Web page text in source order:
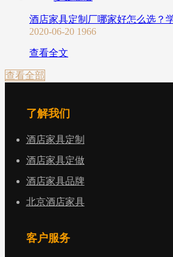
酒店家具定制厂哪家好怎么选？
2020-06-20 1966
查看全文
查看全部
了解我们
酒店家具定制
酒店家具定做
酒店家具品牌
北京酒店家具
客户服务